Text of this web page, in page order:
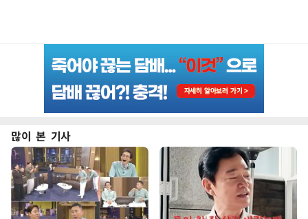
많이 본 기사